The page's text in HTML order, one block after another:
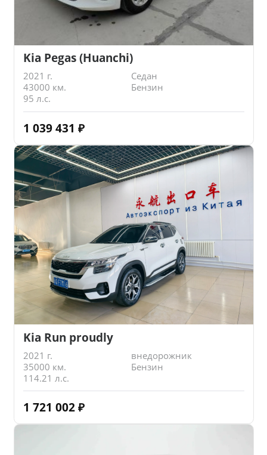
Kia Pegas (Huanchi)
2021 г.
Седан
43000 км.
Бензин
95 л.с.
1 039 431 ₽
Kia Run proudly
2021 г.
внедорожник
35000 км.
Бензин
114.21 л.с.
1 721 002 ₽